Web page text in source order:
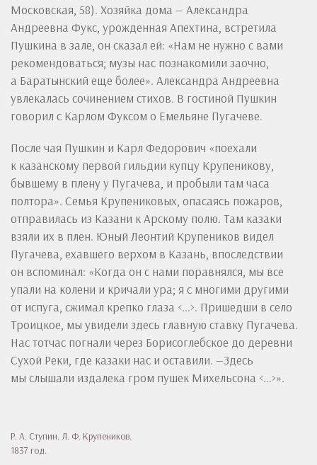
Московская, 58). Хозяйка дома — Александра
Андреевна Фукс, урожденная Апехтина, встретила
Пушкина в зале, он сказал ей: «Нам не нужно с вами
рекомендоваться; музы нас познакомили заочно,
а Баратынский еще более». Александра Андреевна
увлекалась сочинением стихов. В гостиной Пушкин
говорил с Карлом Фуксом о Емельяне Пугачеве.
После чая Пушкин и Карл Федорович «поехали
к казанскому первой гильдии купцу Крупеникову,
бывшему в плену у Пугачева, и пробыли там часа
полтора». Семья Крупениковых, опасаясь пожаров,
отправилась из Казани к Арскому полю. Там казаки
взяли их в плен. Юный Леонтий Крупеников видел
Пугачева, ехавшего верхом в Казань, впоследствии
он вспоминал: «Когда он с нами поравнялся, мы все
упали на колени и кричали ура; я с многими другими
от испуга, сжимал крепко глаза <...>. Пришедши в село
Троицкое, мы увидели здесь главную ставку Пугачева.
Нас тотчас погнали через Борисоглебское до деревни
Сухой Реки, где казаки нас и оставили. —Здесь
мы слышали издалека гром пушек Михельсона <...>».
Р. А. Ступин. Л. Ф. Крупеников.
1837 год.